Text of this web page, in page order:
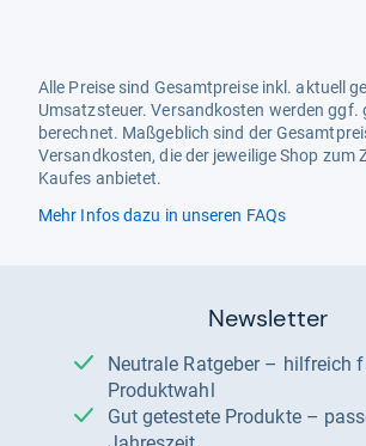
Alle Preise sind Gesamtpreise inkl. aktuell
Umsatzsteuer. Versandkosten werden ggf.
berechnet. Maßgeblich sind der
Versandkosten, die der jeweilige Shop zum
Kaufes anbietet.
Mehr Infos dazu in unseren FAQs
Newsletter
Neutrale Ratgeber – hilfreich für Ihre
Produktwahl
Gut getestete Produkte – passend zur